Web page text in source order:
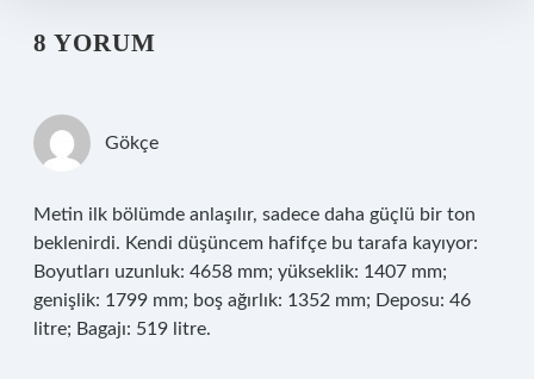
8 YORUM
Gökçe
Metin ilk bölümde anlaşılır, sadece daha güçlü bir ton
beklenirdi. Kendi düşüncem hafifçe bu tarafa kayıyor:
Boyutları uzunluk: 4658 mm; yükseklik: 1407 mm;
genişlik: 1799 mm; boş ağırlık: 1352 mm; Deposu: 46
litre; Bagajı: 519 litre.